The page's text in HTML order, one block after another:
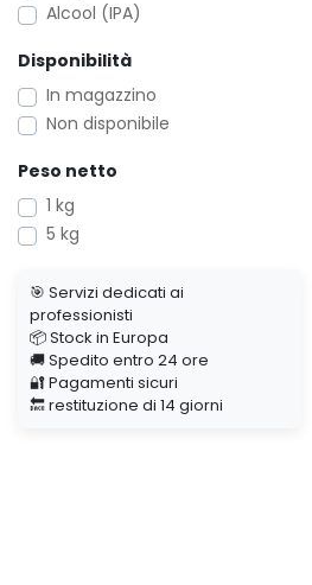
Alcool (IPA)
Disponibilità
In magazzino
Non disponibile
Peso netto
1 kg
5 kg
🎯 Servizi dedicati ai
professionisti
📦 Stock in Europa
🚚 Spedito entro 24 ore
🔐 Pagamenti sicuri
🔙 restituzione di 14 giorni